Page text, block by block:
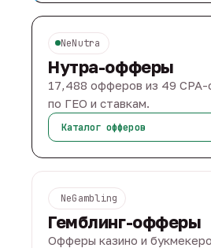
NeNutra
Нутра-офферы
17,488 офферов из 49 CPA-
по ГЕО и ставкам.
Каталог офферов
NeGambling
Гемблинг-офферы
Офферы казино и